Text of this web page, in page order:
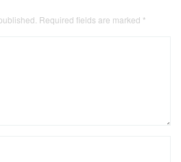
Required fields are marked *